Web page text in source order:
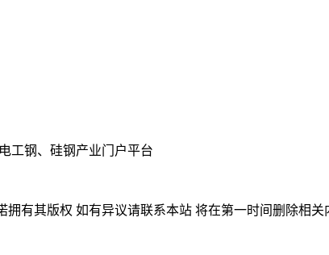
工钢、硅钢产业门户平台
拥有其版权 如有异议请联系本站 将在第一时间删除相关